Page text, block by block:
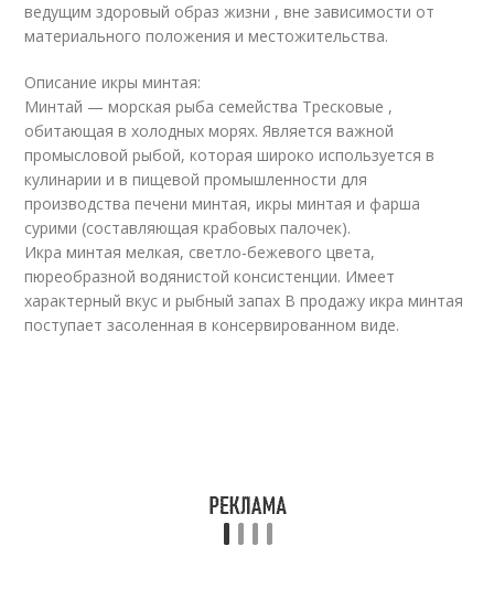
ведущим здоровый образ жизни , вне зависимости от
материального положения и местожительства.
Описание икры минтая:
Минтай — морская рыба семейства Тресковые ,
обитающая в холодных морях. Является важной
промысловой рыбой, которая широко используется в
кулинарии и в пищевой промышленности для
производства печени минтая, икры минтая и фарша
сурими (составляющая крабовых палочек).
Икра минтая мелкая, светло-бежевого цвета,
пюреобразной водянистой консистенции. Имеет
характерный вкус и рыбный запах В продажу икра минтая
поступает засоленная в консервированном виде.